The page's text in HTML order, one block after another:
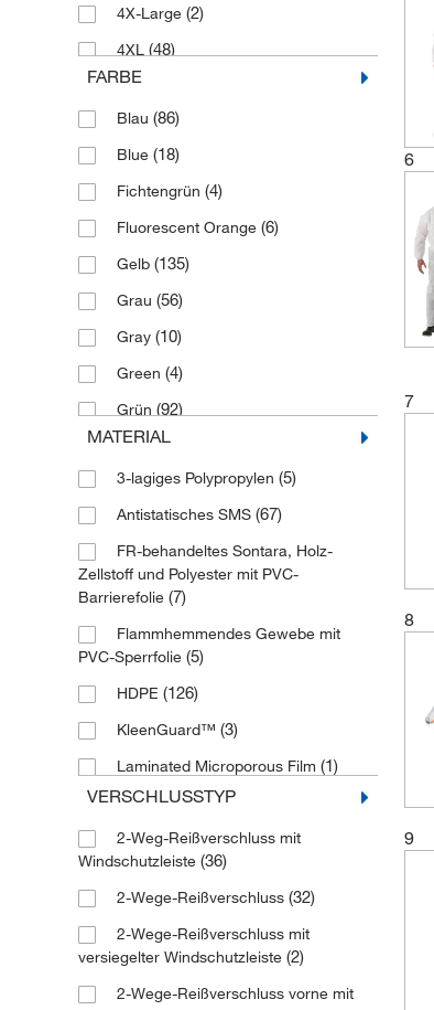
4X-Large (2)
4XL (48)
5(1)
5X-Large
5XL(28)
6X-Large(1)
6XL(6)
7X-Large(1)
7XL(3)
8(1)
8XL(1)
9(1)
Extragroß(3)
Groß(3)
Klein(2)
L(160)
Large(22)
M (155)
Medium (19)
(3)
S(141)
X-Large (22)
X-Small
XL
XS(11)
XXL(1)
FARBE
Blau (86)
Blue (18)
Fichtengrün (4)
Fluorescent Orange (6)
Gelb (135)
Grau (56)
Gray (10)
Green (4)
Grün (92)
Marine(52)
Orange(143)
Red(4)
Reflective Silver(6)
Rot(76)
Tannengrün(1)
Tigerstreifen
Weiß(565)
White(68)
Yellow(23)
MATERIAL
3-lagiges Polypropylen (5)
Antistatisches SMS (67)
FR-behandeltes Sontara, Holz-
Zellstoff und Polyester mit PVC-
Barrierefolie (7)
Flammhemmendes Gewebe mit
PVC-Sperrfolie (5)
HDPE (126)
KleenGuard™ (3)
Laminated Microporous Film (1)
Mehrlagiges Barrier-Laminat-
Gewebe
Mehrlagiges Gewebe
Mehrschichtige Barriere aus nicht
gewebten-Laminatstoff
Mehrschichtiges Barrierelaminat
Microporous Polyethylene Laminate
VERSCHLUSSTYP
2-Weg-Reißverschluss mit
Windschutzleiste (36)
2-Wege-Reißverschluss (32)
2-Wege-Reißverschluss mit
versiegelter Windschutzleiste (2)
2-Wege-Reißverschluss vorne mit
6
7
8
9